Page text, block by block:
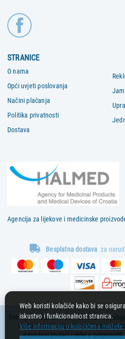
STRANICE
O nama
Opći uvjeti poslovanja
Načini plaćanja
Politika privatnosti
Dostava
Agencija za lijekove i medicinske
Besplatna dostava za
Sve cijene iskazane su u eurima i
i točniji opis i sliku. Unatoč tome, ne
navedeni podaci i slike u
Web koristi kolačiće kako bi se
iskustvo i funkcionalnost stranica.
Više informacija o kolačićima